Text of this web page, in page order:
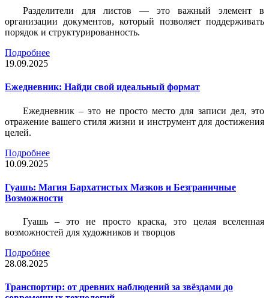
Разделители для листов — это важный элемент в
организации документов, который позволяет поддерживать
порядок и структурированность.
Подробнее
19.09.2025
Ежедневник: Найди свой идеальный формат
Ежедневник – это не просто место для записи дел, это
отражение вашего стиля жизни и инструмент для достижения
целей.
Подробнее
10.09.2025
Гуашь: Магия Бархатистых Мазков и Безграничные
Возможности
Гуашь – это не просто краска, это целая вселенная
возможностей для художников и творцов
Подробнее
28.08.2025
Транспортир: от древних наблюдений за звёздами до